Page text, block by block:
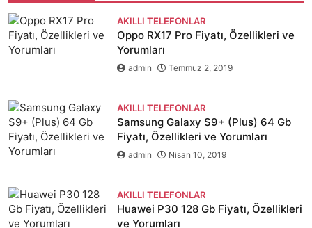
AKILLI TELEFONLAR
Oppo RX17 Pro Fiyatı, Özellikleri ve
Yorumları
admin Temmuz 2, 2019
AKILLI TELEFONLAR
Samsung Galaxy S9+ (Plus) 64 Gb
Fiyatı, Özellikleri ve Yorumları
admin Nisan 10, 2019
AKILLI TELEFONLAR
Huawei P30 128 Gb Fiyatı, Özellikleri
ve Yorumları